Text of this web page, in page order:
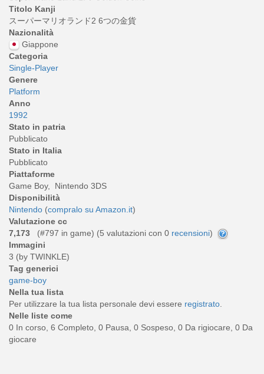
Titolo Kanji
スーパーマリオランド2 6つの金貨
Nazionalità
Giappone
Categoria
Single-Player
Genere
Platform
Anno
1992
Stato in patria
Pubblicato
Stato in Italia
Pubblicato
Piattaforme
Game Boy, Nintendo 3DS
Disponibilità
Nintendo (compralo su Amazon.it)
Valutazione cc
7,173
(#797 in game) (5 valutazioni con 0 recensioni)
Immagini
3 (by TWINKLE)
Tag generici
game-boy
Nella tua lista
Per utilizzare la tua lista personale devi essere registrato.
Nelle liste come
0 In corso, 6 Completo, 0 Pausa, 0 Sospeso, 0 Da rigiocare, 0 Da
giocare